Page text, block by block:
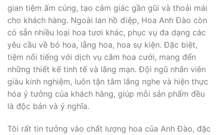
gian tiệm ấm cúng, tạo cảm giác gần gũi và thoải mái
cho khách hàng. Ngoài lan hồ điệp, Hoa Anh Đào còn
có sẵn nhiều loại hoa tươi khác, phục vụ đa dạng các
yêu cầu về bó hoa, lẵng hoa, hoa sự kiện. Đặc biệt,
tiệm nổi tiếng với dịch vụ cắm hoa cưới, mang đến
những thiết kế tinh tế và lãng mạn. Đội ngũ nhân viên
giàu kinh nghiệm, luôn tận tâm lắng nghe và hiện thực
hóa ý tưởng của khách hàng, giúp mỗi sản phẩm đều
là độc bản và ý nghĩa.
Tôi rất tin tưởng vào chất lượng hoa của Anh Đào, đặc